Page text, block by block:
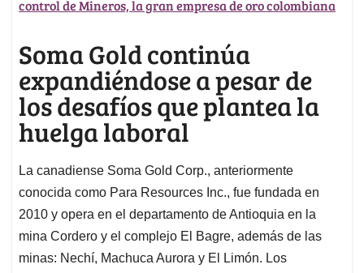
control de Mineros, la gran empresa de oro colombiana
Soma Gold continúa
expandiéndose a pesar de
los desafíos que plantea la
huelga laboral
La canadiense Soma Gold Corp., anteriormente
conocida como Para Resources Inc., fue fundada en
2010 y opera en el departamento de Antioquia en la
mina Cordero y el complejo El Bagre, además de las
minas: Nechí, Machuca Aurora y El Limón. Los